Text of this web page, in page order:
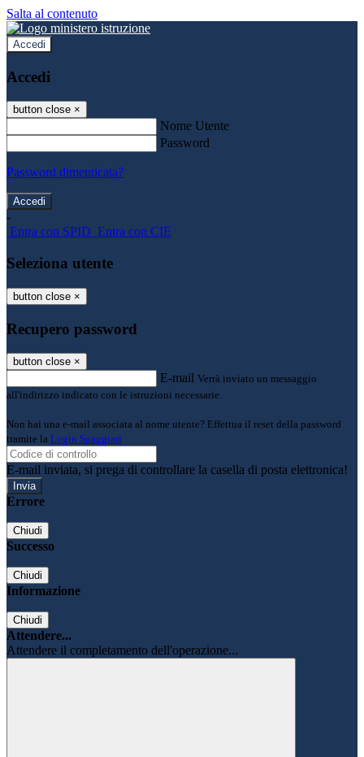
Salta al contenuto
Accedi
Accedi
button close ×
Nome Utente
Password
Password dimenticata?
-
Entra con SPID Entra con CIE
Seleziona utente
button close ×
Recupero password
button close ×
E-mail Verrà inviato un messaggio
all'indirizzo indicato con le istruzioni necessarie.
Non hai una e-mail associata al nome utente? Effettua il reset della password
tramite la Login Spaggiari
E-mail inviata, si prega di controllare la casella di posta elettronica!
Errore
Chiudi
Successo
Chiudi
Informazione
Chiudi
Attendere...
Attendere il completamento dell'operazione...